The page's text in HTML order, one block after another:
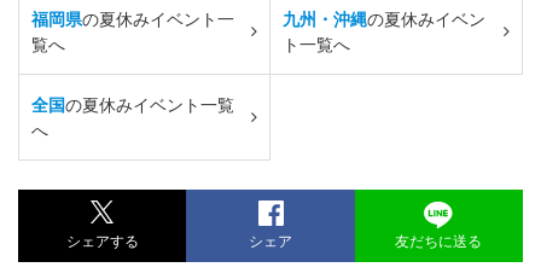
福岡県の夏休みイベント一
覧へ
九州・沖縄の夏休みイベン
ト一覧へ
全国の夏休みイベント一覧
へ
シェアする シェア 友だちに送る